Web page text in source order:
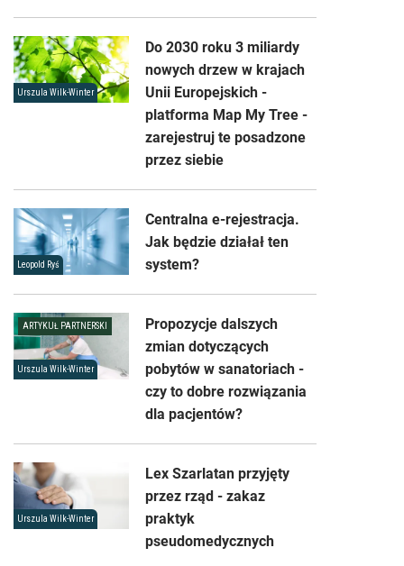
Urszula Wilk-Winter
Do 2030 roku 3 miliardy
nowych drzew w krajach
Unii Europejskich -
platforma Map My Tree -
zarejestruj te posadzone
przez siebie
Leopold Ryś
Centralna e-rejestracja.
Jak będzie działał ten
system?
ARTYKUŁ PARTNERSKI
Urszula Wilk-Winter
Propozycje dalszych
zmian dotyczących
pobytów w sanatoriach -
czy to dobre rozwiązania
dla pacjentów?
Urszula Wilk-Winter
Lex Szarlatan przyjęty
przez rząd - zakaz
praktyk
pseudomedycznych